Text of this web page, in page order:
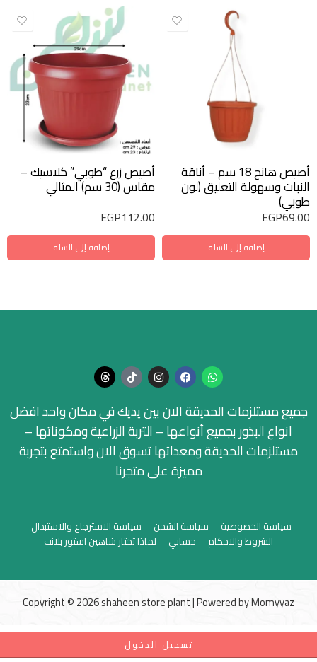
أصيص هانج 18 سم – أناقة
النبات وسهولة التعليق (لون
طوبي)
EGP69.00
إضافة إلى السلة
أصيص زرع “طوبي” كلاسيك –
مقاس (30 سم) المثالي
EGP112.00
إضافة إلى السلة
جميع مستلزمات الحديقة الان بين يديك في مكان واحد افضل
انواع البذور بجميع أنواعها – التربة الزراعية ومكوناتها –
مستلزمات الحديقة ومعداتها تسوق الان واستمتع بتجربة
مميزة على متجرنا
سياسة الخصوصية سياسة الشحن
سياسة الاسترجاع والاستبدال
الشروط والاحكام
حسابي لماذا تختار شاهين استور بلانت
Copyright © 2026 shaheen store plant | Powered byMomyyaz
تسجيل الدخول